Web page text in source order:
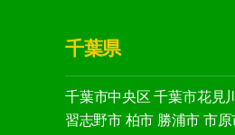
千葉県
千葉市中央区 千葉市花見
習志野市 柏市 勝浦市 市原